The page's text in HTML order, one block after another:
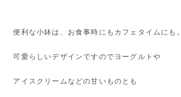
便利な小鉢は、お食事時にもカフェタイムにも。
可愛らしいデザインですのでヨーグルトや
アイスクリームなどの甘いものとも